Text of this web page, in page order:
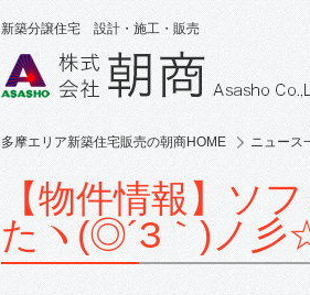
新築分譲住宅 設計・施工・販売
多摩エリア新築住宅販売の朝商HOME ニュース
【物件情報】ソ
たヽ(◎´З｀)ノ彡